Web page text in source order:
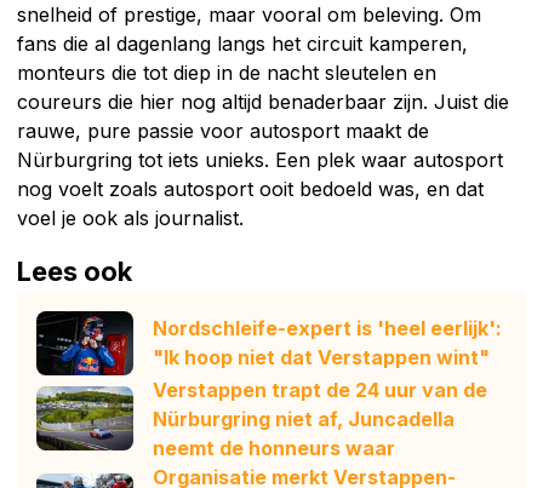
snelheid of prestige, maar vooral om beleving. Om
fans die al dagenlang langs het circuit kamperen,
monteurs die tot diep in de nacht sleutelen en
coureurs die hier nog altijd benaderbaar zijn. Juist die
rauwe, pure passie voor autosport maakt de
Nürburgring tot iets unieks. Een plek waar autosport
nog voelt zoals autosport ooit bedoeld was, en dat
voel je ook als journalist.
Lees ook
Nordschleife-expert is 'heel eerlijk':
"Ik hoop niet dat Verstappen wint"
Verstappen trapt de 24 uur van de
Nürburgring niet af, Juncadella
neemt de honneurs waar
Organisatie merkt Verstappen-